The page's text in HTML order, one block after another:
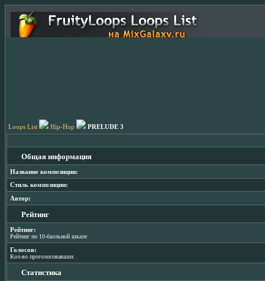
Loops List Hip-Hop PRELUDE 3
Общая информация
Название композиции:
Стиль композиции:
Автор:
Рейтинг
Рейтинг:
Рейтинг по 10-балльной шкале
Голосов:
Кол-во проголосовавших
Статистика